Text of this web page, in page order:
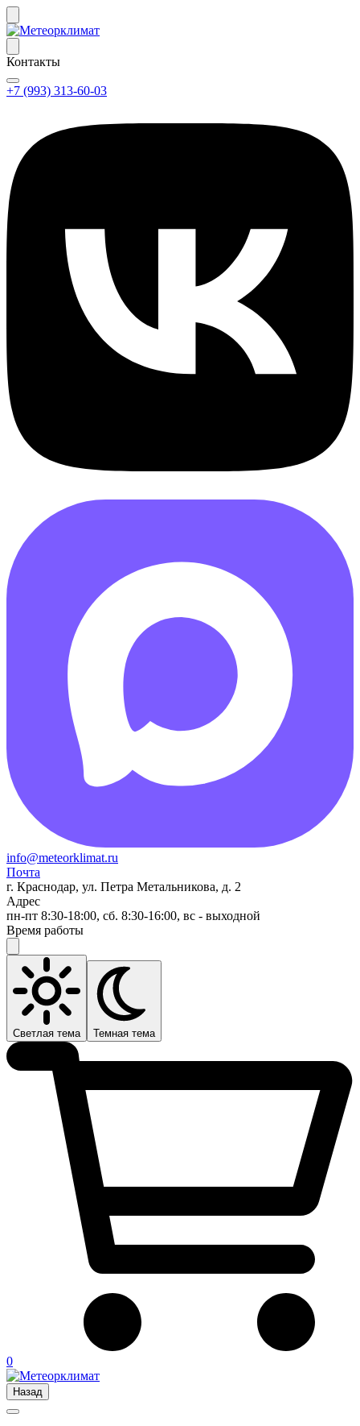
Контакты
+7 (993) 313-60-03
info@meteorklimat.ru
Почта
г. Краснодар, ул. Петра Метальникова, д. 2
Адрес
пн-пт 8:30-18:00, сб. 8:30-16:00, вс - выходной
Время работы
Светлая тема Темная тема
0
Назад